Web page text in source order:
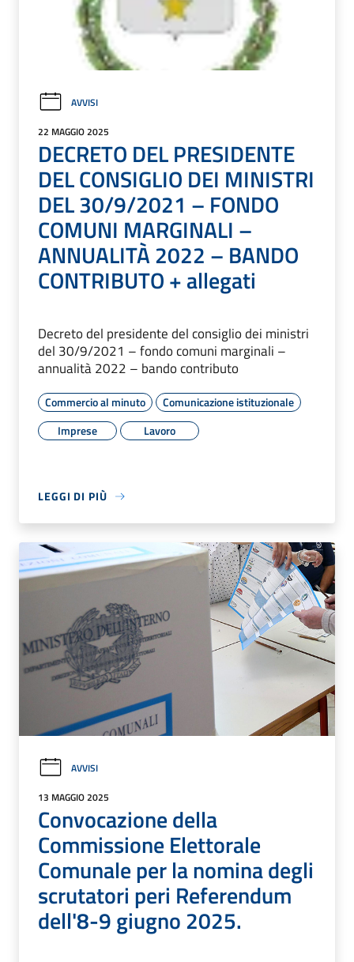
AVVISI
22 MAGGIO 2025
DECRETO DEL PRESIDENTE
DEL CONSIGLIO DEI MINISTRI
DEL 30/9/2021 – FONDO
COMUNI MARGINALI –
ANNUALITÀ 2022 – BANDO
CONTRIBUTO + allegati
Decreto del presidente del consiglio dei ministri
del 30/9/2021 – fondo comuni marginali –
annualità 2022 – bando contributo
Commercio al minuto
Comunicazione istituzionale
Imprese
Lavoro
LEGGI DI PIÙ
AVVISI
13 MAGGIO 2025
Convocazione della
Commissione Elettorale
Comunale per la nomina degli
scrutatori peri Referendum
dell'8-9 giugno 2025.